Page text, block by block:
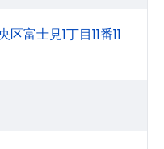
富士見1丁目11番11